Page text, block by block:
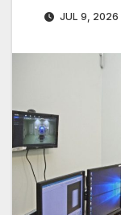
JUL 9, 2026